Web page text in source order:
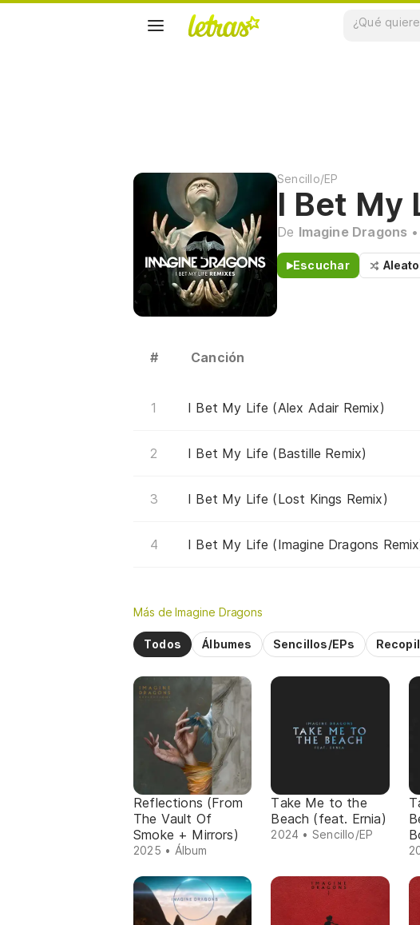
Sencillo/EP
I Bet My
De Imagine Dragons
Escuchar
# Canción
I Bet My Life (Alex Adair Remix)
I Bet My Life (Bastille Remix)
I Bet My Life (Lost Kings Remix)
I Bet My Life (Imagine Dragons
Más de Imagine Dragons
Todos Álbumes Sencillos/EPs
Reflections (From
The Vault Of
Smoke + Mirrors)
2025 • Álbum
Take Me to the
Beach (feat. Ernia)
2024 • Sencillo/EP